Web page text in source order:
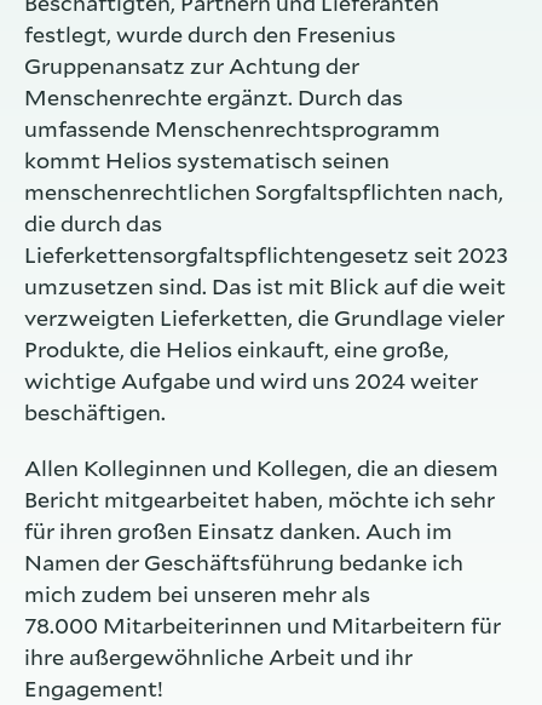
festlegt, wurde durch den Fresenius
Gruppenansatz zur Achtung der
Menschenrechte ergänzt. Durch das
umfassende Menschenrechtsprogramm
kommt Helios systematisch seinen
menschenrechtlichen Sorgfaltspflichten nach,
die durch das
Lieferkettensorgfaltspflichtengesetz seit 2023
umzusetzen sind. Das ist mit Blick auf die weit
verzweigten Lieferketten, die Grundlage vieler
Produkte, die Helios einkauft, eine große,
wichtige Aufgabe und wird uns 2024 weiter
beschäftigen.
Allen Kolleginnen und Kollegen, die an diesem
Bericht mitgearbeitet haben, möchte ich sehr
für ihren großen Einsatz danken. Auch im
Namen der Geschäftsführung bedanke ich
mich zudem bei unseren mehr als
78.000 Mitarbeiterinnen und Mitarbeitern für
ihre außergewöhnliche Arbeit und ihr
Engagement!